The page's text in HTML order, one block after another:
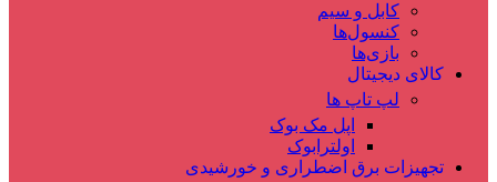
کابل و سیم
کنسول‌ها
بازی‌ها
کالای دیجیتال
لپ تاپ ها
اپل مک بوک
اولترابوک
تجهیزات برق اضطراری و خورشیدی